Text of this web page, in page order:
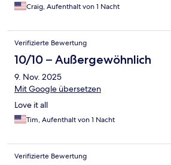
Craig, Aufenthalt von 1 Nacht
Verifizierte Bewertung
10/10 – Außergewöhnlich
9. Nov. 2025
Mit Google übersetzen
Love it all
Tim, Aufenthalt von 1 Nacht
Verifizierte Bewertung